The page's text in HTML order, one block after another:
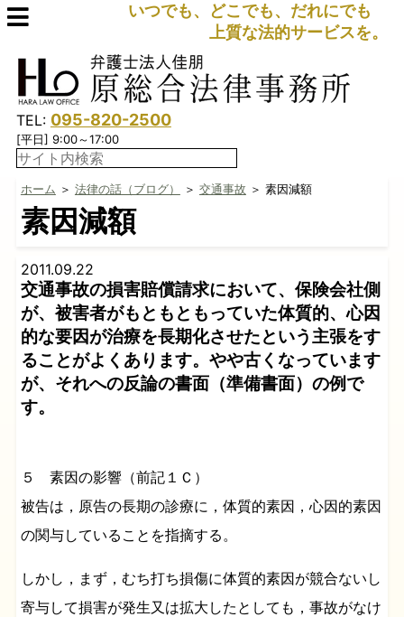
いつでも、どこでも、だれにでも
上質な法的サービスを。
TEL: 095-820-2500
[平日] 9:00～17:00
ホーム ＞ 法律の話（ブログ） ＞ 交通事故 ＞ 素因減額
素因減額
2011.09.22
交通事故の損害賠償請求において、保険会社側
が、被害者がもともともっていた体質的、心因
的な要因が治療を長期化させたという主張をす
ることがよくあります。やや古くなっています
が、それへの反論の書面（準備書面）の例で
す。
５ 素因の影響（前記１Ｃ）
被告は，原告の長期の診療に，体質的素因，心因的素因
の関与していることを指摘する。
しかし，まず，むち打ち損傷に体質的素因が競合ないし
寄与して損害が発生又は拡大したとしても，事故がなけ